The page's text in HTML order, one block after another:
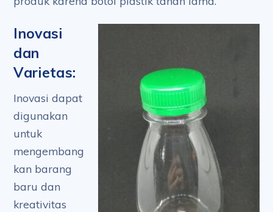
Inovasi
dan
Varietas:
Inovasi dapat
digunakan
untuk
mengembang
kan barang
baru dan
kreativitas